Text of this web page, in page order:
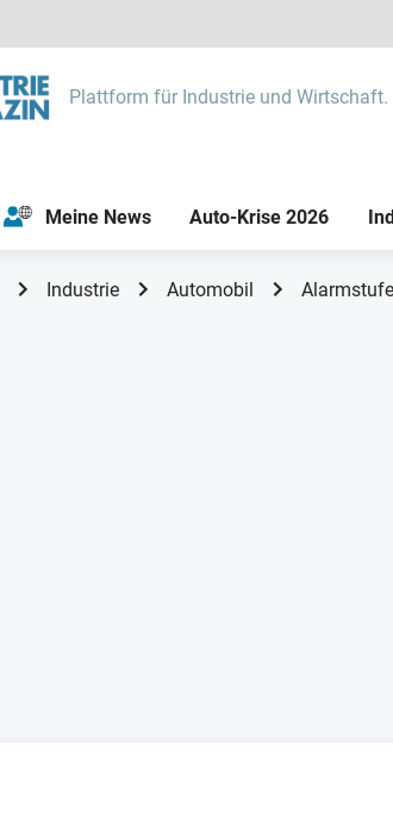
Plattform für Industrie und Wirtschaft.
Meine News Auto-Krise 2026
Industrie Automobil